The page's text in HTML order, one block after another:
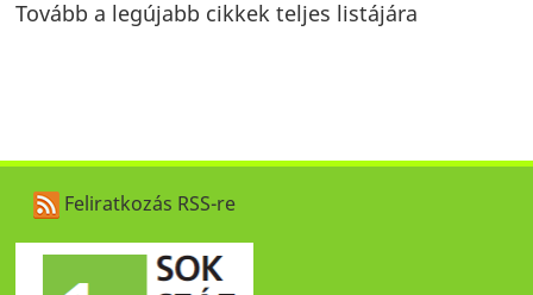
Tovább a legújabb cikkek teljes listájára
Feliratkozás RSS-re